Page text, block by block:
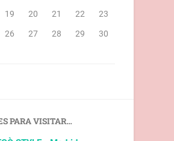
19 20 21 22 23
26 27 28 29 30
PARA VISITAR…